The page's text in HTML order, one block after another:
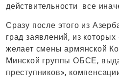
действительности
все
Сразу после этого из
град заявлений, из
желает смены армянской
Минской группы ОБСЕ,
преступников»,